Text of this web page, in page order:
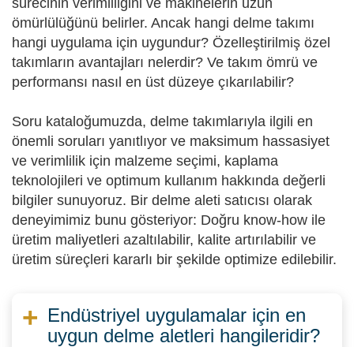
sürecinin verimliliğini ve makinelerin uzun
ömürlülüğünü belirler. Ancak hangi delme takımı
hangi uygulama için uygundur? Özelleştirilmiş özel
takımların avantajları nelerdir? Ve takım ömrü ve
performansı nasıl en üst düzeye çıkarılabilir?
Soru kataloğumuzda, delme takımlarıyla ilgili en
önemli soruları yanıtlıyor ve maksimum hassasiyet
ve verimlilik için malzeme seçimi, kaplama
teknolojileri ve optimum kullanım hakkında değerli
bilgiler sunuyoruz. Bir delme aleti satıcısı olarak
deneyimimiz bunu gösteriyor: Doğru know-how ile
üretim maliyetleri azaltılabilir, kalite artırılabilir ve
üretim süreçleri kararlı bir şekilde optimize edilebilir.
Endüstriyel uygulamalar için en
uygun delme aletleri hangileridir?